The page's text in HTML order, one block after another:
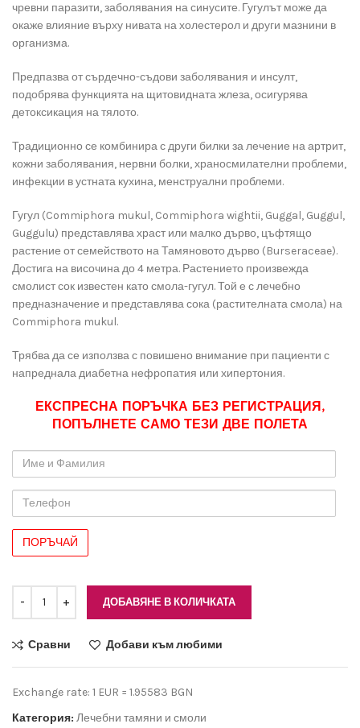
чревни паразити, заболявания на синусите. Гугулът може да
окаже влияние върху нивата на холестерол и други мазнини в
организма.
Предпазва от сърдечно-съдови заболявания и инсулт,
подобрява функцията на щитовидната жлеза, осигурява
детоксикация на тялото.
Традиционно се комбинира с други билки за лечение на артрит,
кожни заболявания, нервни болки, храносмилателни проблеми,
инфекции в устната кухина, менструални проблеми.
Гугул (Commiphora mukul, Commiphora wightii, Guggal, Guggul,
Guggulu) представлява храст или малко дърво, цъфтящо
растение от семейството на Тамяновото дърво (Burseraceae).
Достига на височина до 4 метра. Растението произвежда
смолист сок известен като смола-гугул. Той е с лечебно
предназначение и представлява сока (растителната смола) на
Commiphora mukul.
Трябва да се използва с повишено внимание при пациенти с
напреднала диабетна нефропатия или хипертония.
ЕКСПРЕСНА ПОРЪЧКА БЕЗ РЕГИСТРАЦИЯ,
ПОПЪЛНЕТЕ САМО ТЕЗИ ДВЕ ПОЛЕТА
Име
и
Фамилия
Телефон
ДОБАВЯНЕ В КОЛИЧКАТА
Сравни Добави към любими
Exchange rate: 1 EUR = 1.95583 BGN
Категория: Лечебни тамяни и смоли